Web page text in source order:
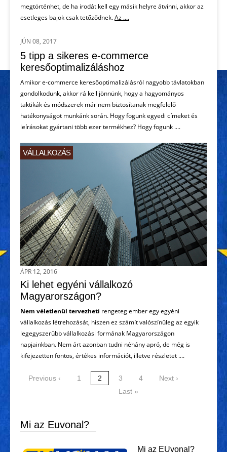
megtörténhet, de ha irodát kell egy másik helyre átvinni, akkor az
esetleges bajok csak tetőződnek.Az ....
VÁLLALKOZÁS
JÚN 08, 2017
5 tipp a sikeres e-commerce
keresőoptimalizáláshoz
Amikor e-commerce keresőoptimalizálásról nagyobb távlatokban
gondolkodunk, akkor rá kell jönnünk, hogy a hagyományos
taktikák és módszerek már nem biztosítanak megfelelő
hatékonyságot munkánk során. Hogy fogunk egyedi címeket és
leírásokat gyártani több ezer termékhez? Hogy fogunk ....
VÁLLALKOZÁS
ÁPR 12, 2016
Ki lehet egyéni vállalkozó
Magyarországon?
Nem véletlenül tervezheti rengeteg ember egy egyéni
vállalkozás létrehozását, hiszen ez számít valószínűleg az egyik
legegyszerűbb vállalkozási formának Magyarországon
napjainkban. Nem árt azonban tudni néhány apró, de még is
kifejezetten fontos, értékes információt, illetve részletet ....
Previous ‹ 1 2 3 4
Next ›
Last »
Mi az Euvonal?
Mi az EUvonal?